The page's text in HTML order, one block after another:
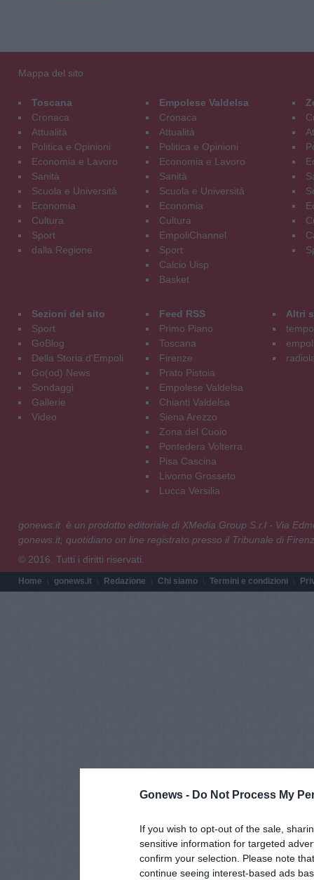
Gonews - Do Not Process My
If you wish to opt-out of the sale,
sensitive information for targeted
confirm your selection. Please note
continue seeing interest-based ads
Mappa del sito
Toscana
Cronaca
Attualità
Politica e Opinioni
Economia e Lavoro
Sanità
Scuola e Università
Economia
Cultura
Sport
dalla Regione
Empolese Valdelsa
Cronaca
Attualità
Politica e Opinioni
Economia e Lavoro
Sanità
Scuola e Università
Economia
Cultura
EmpoliChannel
Sport
Calcio Uisp
Basket
Sezioni del sito
Sport
GoBlog
Della Storia d'Empoli
Go(od) News
Sondaggi
Gallerie
Video
Feed RSS
Primo Piano
Toscana
Firenze
Prato Pistoia
Empolese Valdelsa
Chianti Valdelsa
Siena Arezzo
Zona del Cuoio
Pontedera Volterra
Pisa Cascina
Livorno Grosseto
Lucca Versilia
Altri
gonews.it è un prodotto editoriale di XMedia Group S.r.l - Via
gonews.it, quotidiano on line registrato presso il Tribunale di
© 2016. Tutti i diritti riservati.
Home gonews.it Redazione Chi siamo Termini e condizioni